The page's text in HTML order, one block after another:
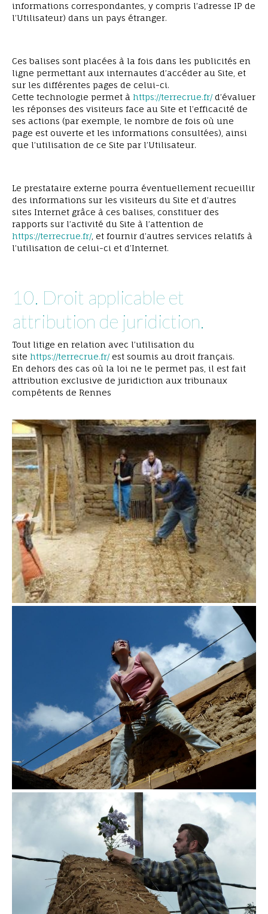
informations correspondantes, y compris l’adresse IP de
l’Utilisateur) dans un pays étranger.
Ces balises sont placées à la fois dans les publicités en
ligne permettant aux internautes d’accéder au Site, et
sur les différentes pages de celui-ci.
Cette technologie permet à https://terrecrue.fr/d’évaluer
les réponses des visiteurs face au Site et l’efficacité de
ses actions (par exemple, le nombre de fois où une
page est ouverte et les informations consultées), ainsi
que l’utilisation de ce Site par l’Utilisateur.
Le prestataire externe pourra éventuellement recueillir
des informations sur les visiteurs du Site et d’autres
sites Internet grâce à ces balises, constituer des
rapports sur l’activité du Site à l’attention de
https://terrecrue.fr/, et fournir d’autres services relatifs à
l’utilisation de celui-ci et d’Internet.
10. Droit applicable et
attribution de juridiction.
Tout litige en relation avec l’utilisation du
site https://terrecrue.fr/est soumis au droit français.
En dehors des cas où la loi ne le permet pas, il est fait
attribution exclusive de juridiction aux tribunaux
compétents de Rennes
chantier participatif
en plein lancé
en attente du charpentier
vive la paille